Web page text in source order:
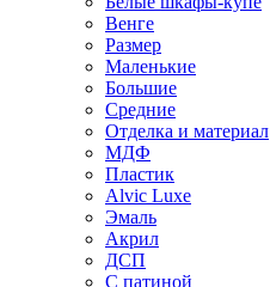
Венге
Размер
Маленькие
Большие
Средние
Отделка и материал
МДФ
Пластик
Alvic Luxe
Эмаль
Акрил
ДСП
С патиной